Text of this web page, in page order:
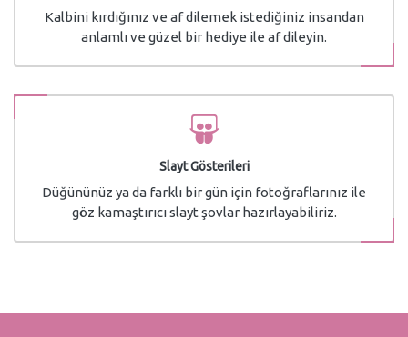
Kalbini kırdığınız ve af dilemek istediğiniz insandan
anlamlı ve güzel bir hediye ile af dileyin.
Slayt Gösterileri
Düğününüz ya da farklı bir gün için fotoğraflarınız ile
göz kamaştırıcı slayt şovlar hazırlayabiliriz.